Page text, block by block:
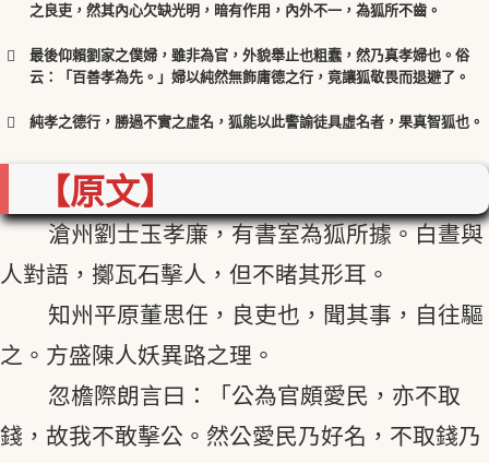
xiaolian
之良吏，然其內心欠缺光明，暗有作用，內外不一，為狐所不齒。
xiaolian
最後仰賴劉家之僕婦，雖非為官，外貌舉止也粗蠢，然乃真孝婦也。俗
云：「百善孝為先。」婦以純然無飾庸德之行，竟讓狐敬畏而退避了。
純孝之德行，勝過不實之虛名，狐能以此警諭徒具虛名者，果真智狐也。
【原文】
滄州劉士玉孝廉，有書室為狐所據。白晝與
人對語，擲瓦石擊人，但不睹其形耳。
知州平原董思任，良吏也，聞其事，自往驅
之。方盛陳人妖異路之理。
忽檐際朗言曰：「公為官頗愛民，亦不取
錢，故我不敢擊公。然公愛民乃好名，不取錢乃